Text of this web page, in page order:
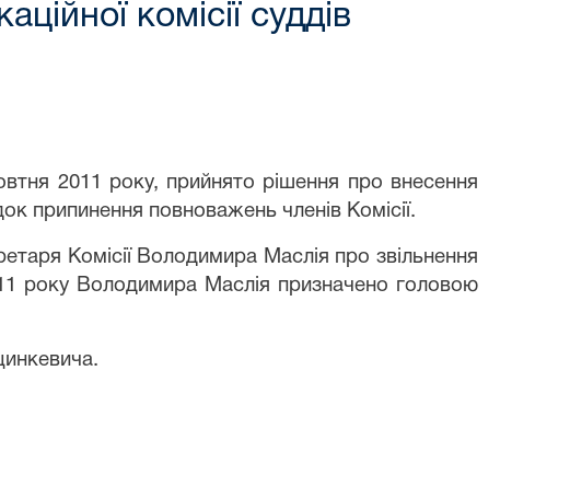
комісії суддів
2011 року, прийнято рішення про внесення
припинення повноважень членів Комісії.
Комісії Володимира Маслія про звільнення
року Володимира Маслія призначено головою